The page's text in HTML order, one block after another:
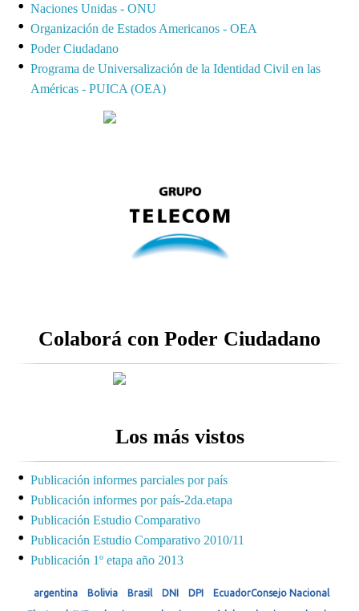
Naciones Unidas - ONU
Organización de Estados Americanos - OEA
Poder Ciudadano
Programa de Universalización de la Identidad Civil en las
Américas - PUICA (OEA)
Colaborá con Poder Ciudadano
Los más vistos
Publicación informes parciales por país
Publicación informes por país-2da.etapa
Publicación Estudio Comparativo
Publicación Estudio Comparativo 2010/11
Publicación 1º etapa año 2013
argentina Bolivia Brasil DNI DPI EcuadorConsejo Nacional